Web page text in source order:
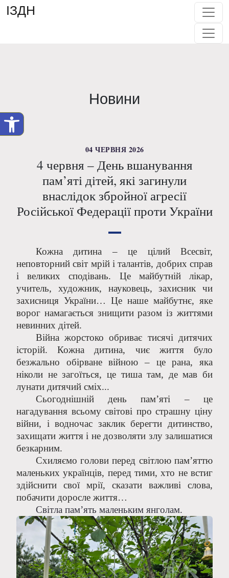
ІЗДН
Новини
04 ЧЕРВНЯ 2026
4 червня – День вшанування
пам’яті дітей, які загинули
внаслідок збройної агресії
Російської Федерації проти України
Кожна дитина – це цілий Всесвіт,
неповторний світ мрій і талантів, добрих справ
і великих сподівань. Це майбутній лікар,
учитель, художник, науковець, захисник чи
захисниця України… Це наше майбутнє, яке
ворог намагається знищити разом із життями
невинних дітей.
Війна жорстоко обриває тисячі дитячих
історій. Кожна дитина, чиє життя було
безжально обірване війною – це рана, яка
ніколи не загоїться, це тиша там, де мав би
лунати дитячий сміх...
Сьогоднішній день пам’яті – це
нагадування всьому світові про страшну ціну
війни, і водночас заклик берегти дитинство,
захищати життя і не дозволяти злу залишатися
безкарним.
Схиляємо голови перед світлою пам’яттю
маленьких українців, перед тими, хто не встиг
здійснити свої мрії, сказати важливі слова,
побачити доросле життя…
Світла пам’ять маленьким янголам.